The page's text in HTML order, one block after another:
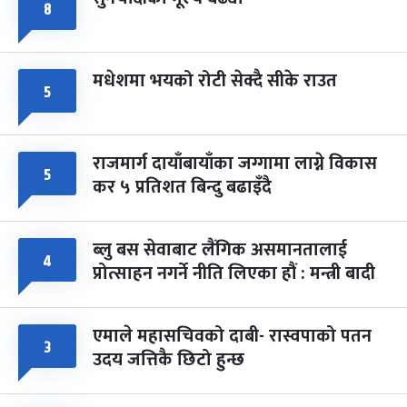
८
५ मधेशमा भयको रोटी सेक्दै सीके राउत
५ राजमार्ग दायाँबायाँका जग्गामा लाग्ने विकास
कर ५ प्रतिशत बिन्दु बढाइँदै
४ ब्लु बस सेवाबाट लैंगिक असमानतालाई
प्रोत्साहन नगर्ने नीति लिएका हौं : मन्त्री बादी
३ एमाले महासचिवको दाबी- रास्वपाको पतन
उदय जत्तिकै छिटो हुन्छ